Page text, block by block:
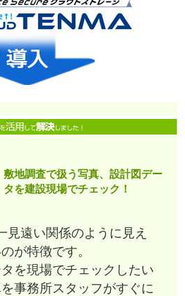
敷地調査で扱う写真、設計図デー
タを建設現場でチェック！
見遠い関係のように見え
が特徴です。
を現場でチェックしたい
事務所スタッフがすぐに